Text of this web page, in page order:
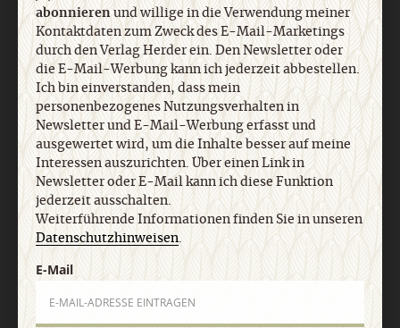
abonnierenund willige in die Verwendung meiner
Kontaktdaten zum Zweck des E-Mail-Marketings
durch den Verlag Herder ein. Den Newsletter oder
die E-Mail-Werbung kann ich jederzeit abbestellen.
Ich bin einverstanden, dass mein
personenbezogenes Nutzungsverhalten in
Newsletter und E-Mail-Werbung erfasst und
ausgewertet wird, um die Inhalte besser auf meine
Interessen auszurichten. Über einen Link in
Newsletter oder E-Mail kann ich diese Funktion
jederzeit ausschalten.
Weiterführende Informationen finden Sie in unseren
Datenschutzhinweisen.
E-Mail